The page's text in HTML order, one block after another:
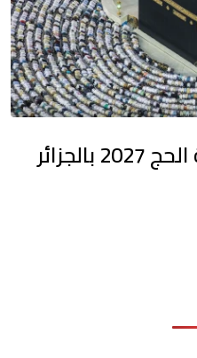
تاريخ موعد إجراء قرعة الحج 2027 بالجزائر